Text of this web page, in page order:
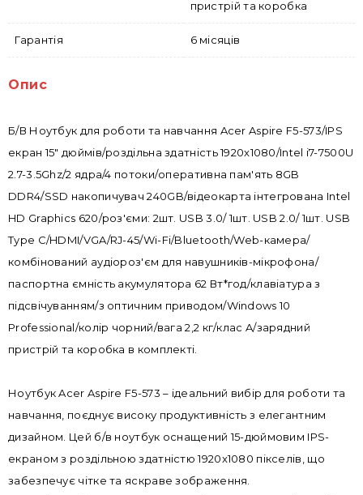
пристрій та коробка
Гарантія 6 місяців
Опис
Б/В Ноутбук для роботи та навчання Acer Aspire F5-573/IPS
екран 15" дюймів/роздільна здатність 1920x1080/Intel i7-7500U
2.7-3.5Ghz/2 ядра/4 потоки/оперативна пам'ять 8GB
DDR4/SSD накопичувач 240GB/відеокарта інтегрована Intel
HD Graphics 620/роз'єми: 2шт. USB 3.0/ 1шт. USB 2.0/ 1шт. USB
Type C/HDMI/VGA/RJ-45/Wi-Fi/Bluetooth/Web-камера/
комбінований аудіороз'єм для навушників-мікрофона/
паспортна ємність акумулятора 62 Вт*год/клавіатура з
підсвічуванням/з оптичним приводом/Windows 10
Professional/колір чорний/вага 2,2 кг/клас A/зарядний
пристрій та коробка в комплекті.
Ноутбук Acer Aspire F5-573 – ідеальний вибір для роботи та
навчання, поєднує високу продуктивність з елегантним
дизайном. Цей б/в ноутбук оснащений 15-дюймовим IPS-
екраном з роздільною здатністю 1920x1080 пікселів, що
забезпечує чітке та яскраве зображення.